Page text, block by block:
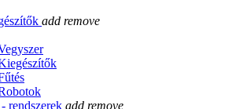
add remove
rendszerek add remove